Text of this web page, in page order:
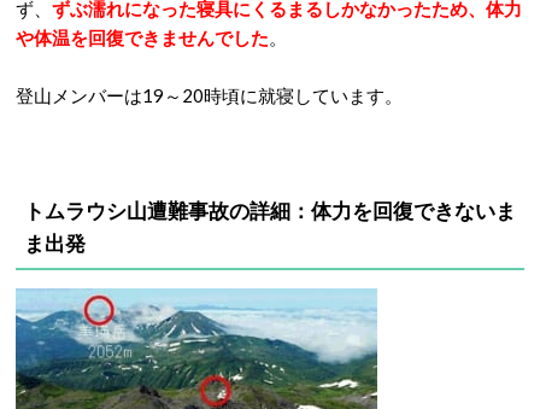
ず、 ずぶ濡れになった寝具にくるまるしかなかったため、体力
や体温を回復できませんでした。
登山メンバーは19～20時頃に就寝しています。
トムラウシ山遭難事故の詳細： 体力を回復できないま
ま出発